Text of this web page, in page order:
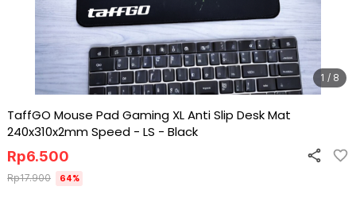
1 / 8
TaffGO Mouse Pad Gaming XL Anti Slip Desk Mat
240x310x2mm Speed - LS - Black
Rp6.500
Rp17.900 64%